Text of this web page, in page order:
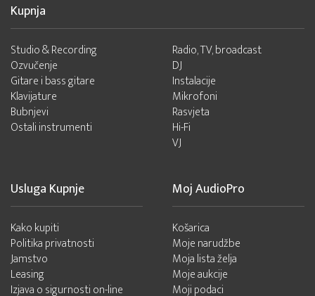
Kupnja
Studio & Recording
Ozvučenje
Gitare i bass gitare
Klavijature
Bubnjevi
Ostali instrumenti
Radio, TV, broadcast
DJ
Instalacije
Mikrofoni
Rasvjeta
Hi-Fi
VJ
Usluga Kupnje
Kako kupiti
Politika privatnosti
Jamstvo
Leasing
Izjava o sigurnosti on-line
Moj AudioPro
Košarica
Moje narudžbe
Moja lista želja
Moje aukcije
Moji podaci